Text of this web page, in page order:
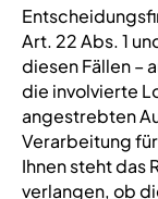
Art. 22 Abs. 1
diesen Fällen –
die involvierte
angestrebten
Verarbeitung
Ihnen steht das
verlangen, ob